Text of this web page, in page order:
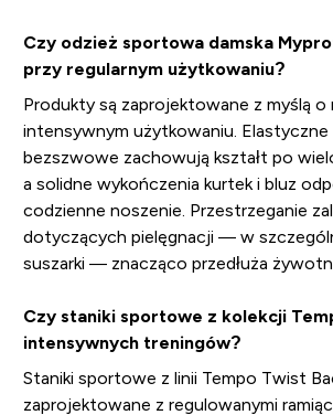
Czy odzież sportowa damska
przy regularnym użytkowaniu?
Produkty są zaprojektowane z myślą o
intensywnym użytkowaniu. Elastyczne
bezszwowe zachowują kształt po
a solidne wykończenia kurtek i bluz
codzienne noszenie. Przestrzeganie
dotyczących pielęgnacji — w
suszarki — znacząco przedłuża
Czy staniki sportowe z kolekcji
intensywnych treningów?
Staniki sportowe z linii Tempo Twist
zaprojektowane z regulowanymi